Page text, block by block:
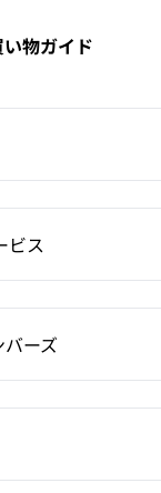
物ガイド
ビス
ーズ